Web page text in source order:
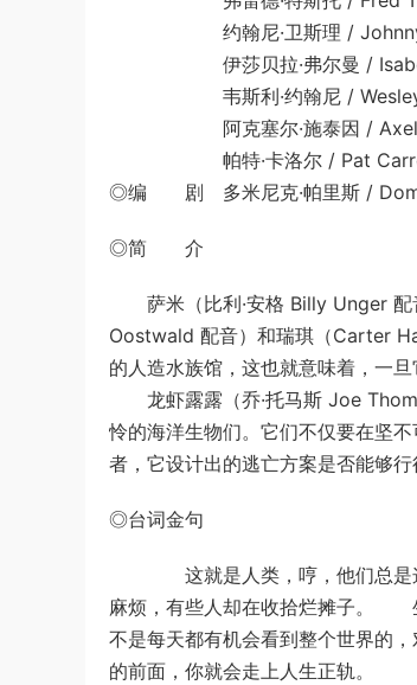
约翰尼·卫斯理 / Johnny
伊莎贝拉·弗尔曼 /
韦斯利·约翰尼 / Wesley
阿克塞尔·施泰因 / Axel
帕特·卡洛尔 / Pat
◎编 剧 多米尼克·帕里斯 /
◎简 介
萨米（比利·安格 Billy Unger 配
Oostwald 配音）和瑞琪（Carter
的人造水族馆，这也就意味着，一
龙虾露露（乔·托马斯 Joe
怜的海洋生物们。它们不仅要在坚
者，它设计出的逃亡方案是否能够
◎台词金句
这就是人类，哼，他们总是这
麻烦，有些人却在收拾烂摊子。
不是每天都有机会看到整个世界
的前面，你就会走上人生正轨。